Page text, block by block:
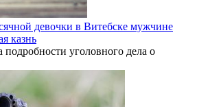
девочки в Витебске мужчине
казнь
подробности уголовного дела о